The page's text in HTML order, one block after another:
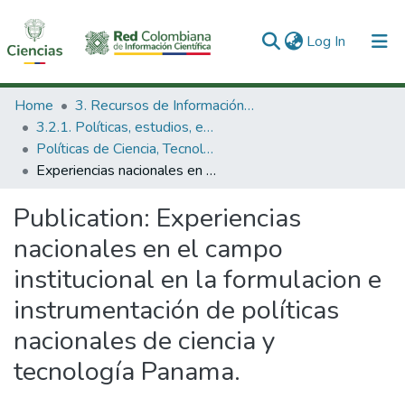
Log In (current)
Communities & Collections
All of DSpace
Statistics
Home
3. Recursos de Información Científica y Tecnológica
3.2.1. Políticas, estudios, evaluaciones e indicadores de CTeI
Políticas de Ciencia, Tecnología e Innovación
Experiencias nacionales en el campo institucional en la formulacion e instrumentación de políticas nacionales de ciencia y tecnología Panama.
Publication: Experiencias
nacionales en el campo
institucional en la formulacion e
instrumentación de políticas
nacionales de ciencia y
tecnología Panama.